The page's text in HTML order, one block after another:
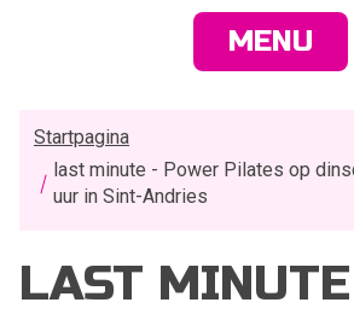
MENU
Startpagina
last minute - Power Pilates op
uur in Sint-Andries
LAST